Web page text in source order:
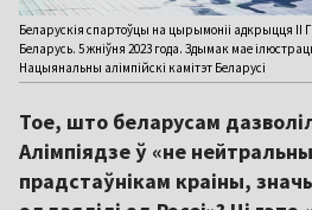
Беларускія спартоўцы на цырымоніі адкрыцця ІІ
Беларусь. 5 жніўня 2023 года. Здымак мае
Нацыянальны алімпійскі камітэт Беларусі
Тое, што беларусам
Алімпіядзе ў «не
прадстаўнікам краіны,